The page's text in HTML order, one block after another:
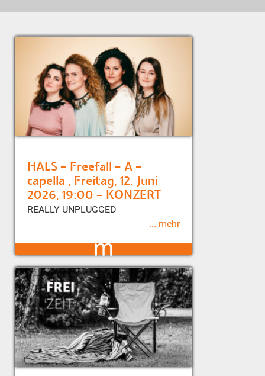
HALS – Freefall – A –
capella , Freitag, 12. Juni
2026, 19:00 – KONZERT
REALLY UNPLUGGED
... mehr
m